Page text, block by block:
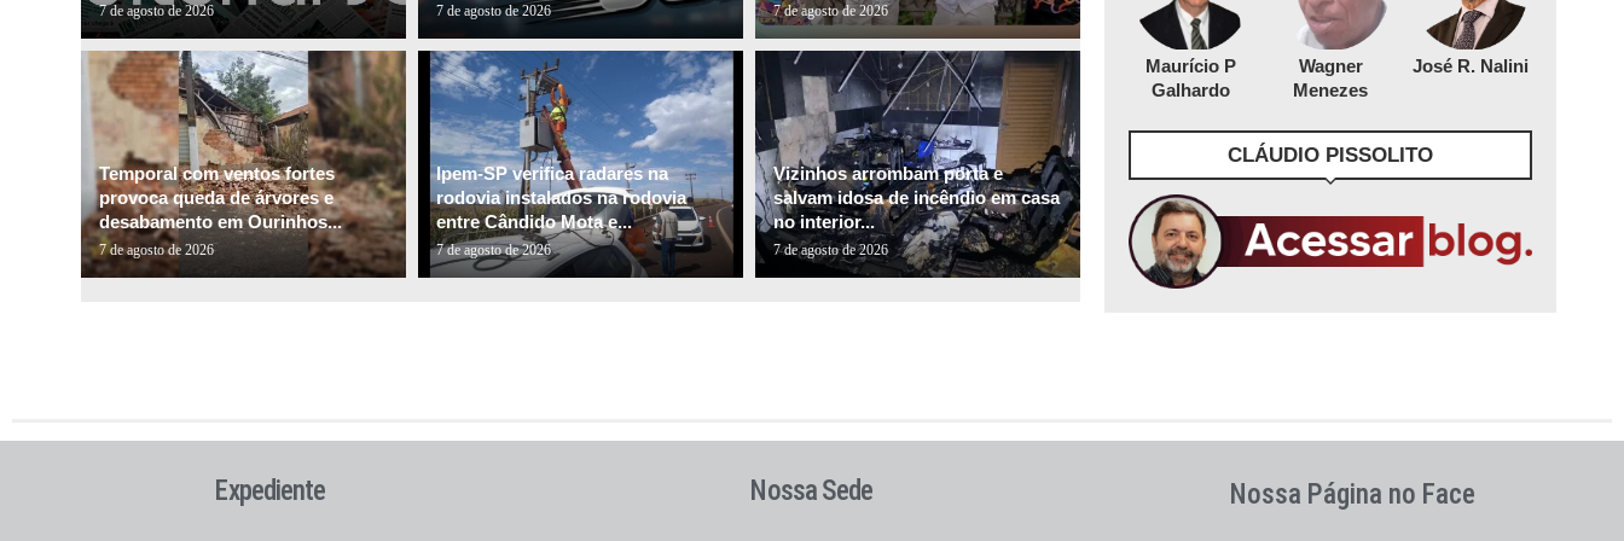
7 de agosto de 2026 7 de agosto de 2026 7 de agosto de 2026
Temporal com ventos fortes
provoca queda de árvores e
desabamento em Ourinhos...
7 de agosto de 2026
Ipem-SP verifica radares na
rodovia instalados na rodovia
entre Cândido Mota e...
7 de agosto de 2026
Vizinhos arrombam porta e
salvam idosa de incêndio em casa
no interior...
7 de agosto de 2026
Maurício P
Galhardo
Wagner
Menezes
José R. Nalini
CLÁUDIO PISSOLITO
Expediente Nossa Sede Nossa Página no Face